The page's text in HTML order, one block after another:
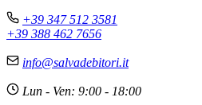
+39 347 512 3581
+39 388 462 7656
info@salvadebitori.it
Lun - Ven: 9:00 - 18:00
📋 CARTELLE ESATTORIALI
in molti casi. Analizziamo